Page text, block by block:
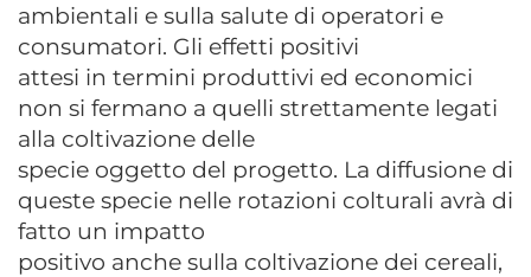
ambientali e sulla salute di operatori e
consumatori. Gli effetti positivi
attesi in termini produttivi ed economici
non si fermano a quelli strettamente legati
alla coltivazione delle
specie oggetto del progetto. La diffusione di
queste specie nelle rotazioni colturali avrà di
fatto un impatto
positivo anche sulla coltivazione dei cereali,